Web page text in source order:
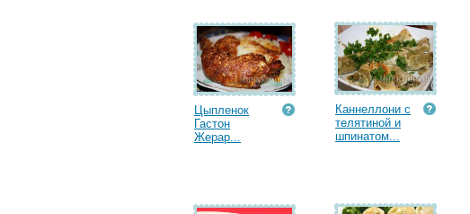
Цыпленок
Гастон
Жерар...
Каннеллони с
телятиной и
шпинатом...